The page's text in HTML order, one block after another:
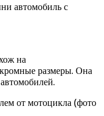
автомобиль с
на
размеры. Она